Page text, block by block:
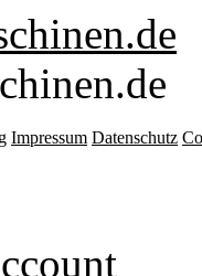
Impressum Datenschutz